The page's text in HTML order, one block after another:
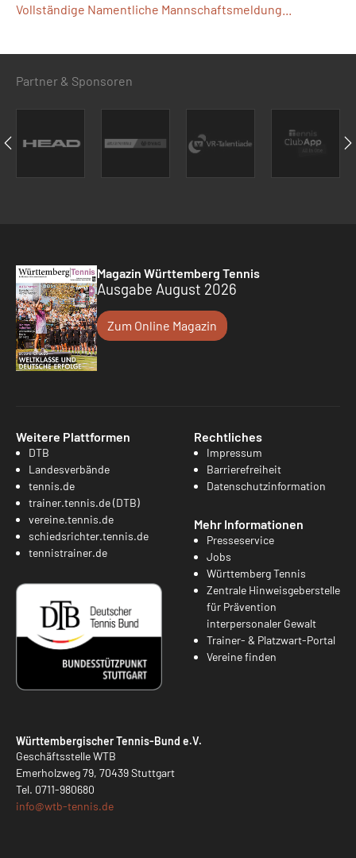
Vollständige Namentliche Mannschaftsmeldung...
Partner & Sponsoren
Magazin Württemberg Tennis
Ausgabe August 2026
Zum Online Magazin
Weitere Plattformen
DTB
Landesverbände
tennis.de
trainer.tennis.de (DTB)
vereine.tennis.de
schiedsrichter.tennis.de
tennistrainer.de
Rechtliches
Impressum
Barrierefreiheit
Datenschutzinformation
Mehr Informationen
Presseservice
Jobs
Württemberg Tennis
Zentrale Hinweisgeberstelle
für Prävention
interpersonaler Gewalt
Trainer- & Platzwart-Portal
Vereine finden
Württembergischer Tennis-Bund e.V.
Geschäftsstelle WTB
Emerholzweg 79, 70439 Stuttgart
Tel. 0711-980680
info@wtb-tennis.de